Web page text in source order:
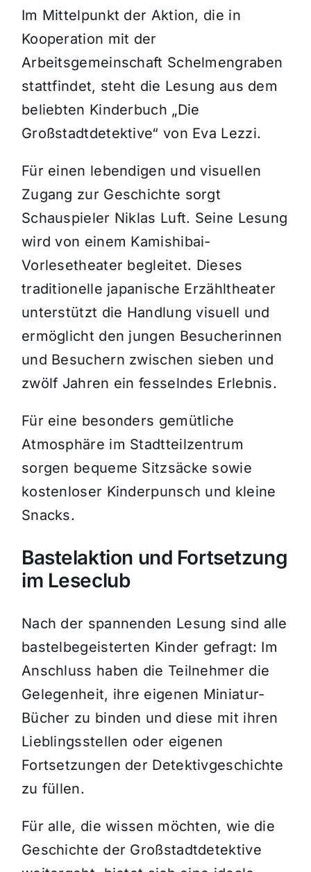
Im Mittelpunkt der Aktion, die in
Kooperation mit der
Arbeitsgemeinschaft Schelmengraben
stattfindet, steht die Lesung aus dem
beliebten Kinderbuch „Die
Großstadtdetektive“ von Eva Lezzi.
Für einen lebendigen und visuellen
Zugang zur Geschichte sorgt
Schauspieler Niklas Luft. Seine Lesung
wird von einem Kamishibai-
Vorlesetheater begleitet. Dieses
traditionelle japanische Erzähltheater
unterstützt die Handlung visuell und
ermöglicht den jungen Besucherinnen
und Besuchern zwischen sieben und
zwölf Jahren ein fesselndes Erlebnis.
Für eine besonders gemütliche
Atmosphäre im Stadtteilzentrum
sorgen bequeme Sitzsäcke sowie
kostenloser Kinderpunsch und kleine
Snacks.
Bastelaktion und Fortsetzung
im Leseclub
Nach der spannenden Lesung sind alle
bastelbegeisterten Kinder gefragt: Im
Anschluss haben die Teilnehmer die
Gelegenheit, ihre eigenen Miniatur-
Bücher zu binden und diese mit ihren
Lieblingsstellen oder eigenen
Fortsetzungen der Detektivgeschichte
zu füllen.
Für alle, die wissen möchten, wie die
Geschichte der Großstadtdetektive